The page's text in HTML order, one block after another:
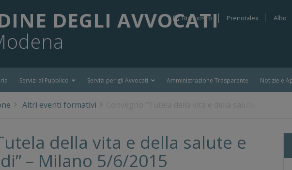
DEGLI AVVOCATI
Riconosco Prenotalex Albo
Servizi al Pubblico Servizi per gli Avvocati Amministrazione Trasparente Notizie e
Altri eventi formativi
della vita e della salute e
– Milano 5/6/2015